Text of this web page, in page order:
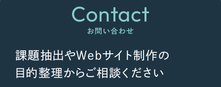
Contact
お問い合わせ
課題抽出やWebサイト制作の
目的整理からご相談ください